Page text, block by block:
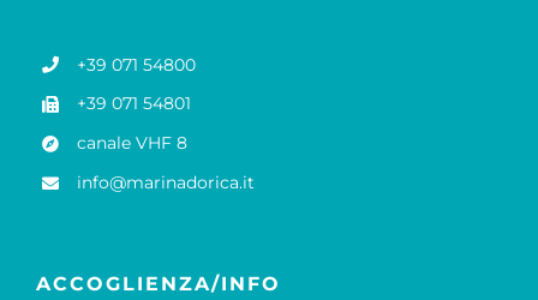
+39 071 54800
+39 071 54801
canale VHF 8
info@marinadorica.it
ACCOGLIENZA/INFO